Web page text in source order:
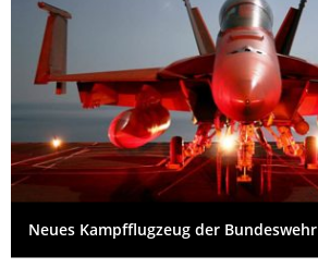
Neues Kampfflugzeug der Bundeswehr